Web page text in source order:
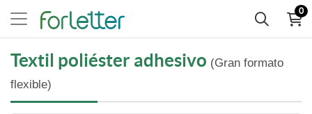
0
Textil poliéster adhesivo (Gran formato
flexible)